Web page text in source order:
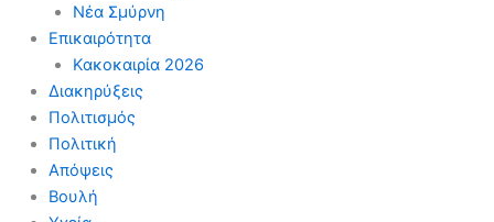
Νέα Σμύρνη
Επικαιρότητα
Κακοκαιρία 2026
Διακηρύξεις
Πολιτισμός
Πολιτική
Απόψεις
Βουλή